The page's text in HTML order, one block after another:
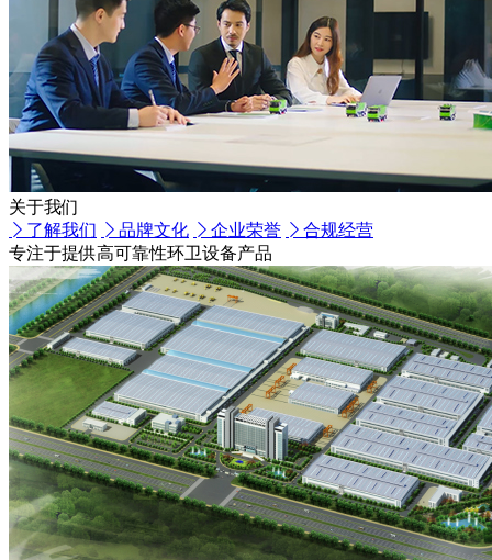
关于我们
了解我们
品牌文化 企业荣誉
合规经营
专注于提供高可靠性环卫设备产品